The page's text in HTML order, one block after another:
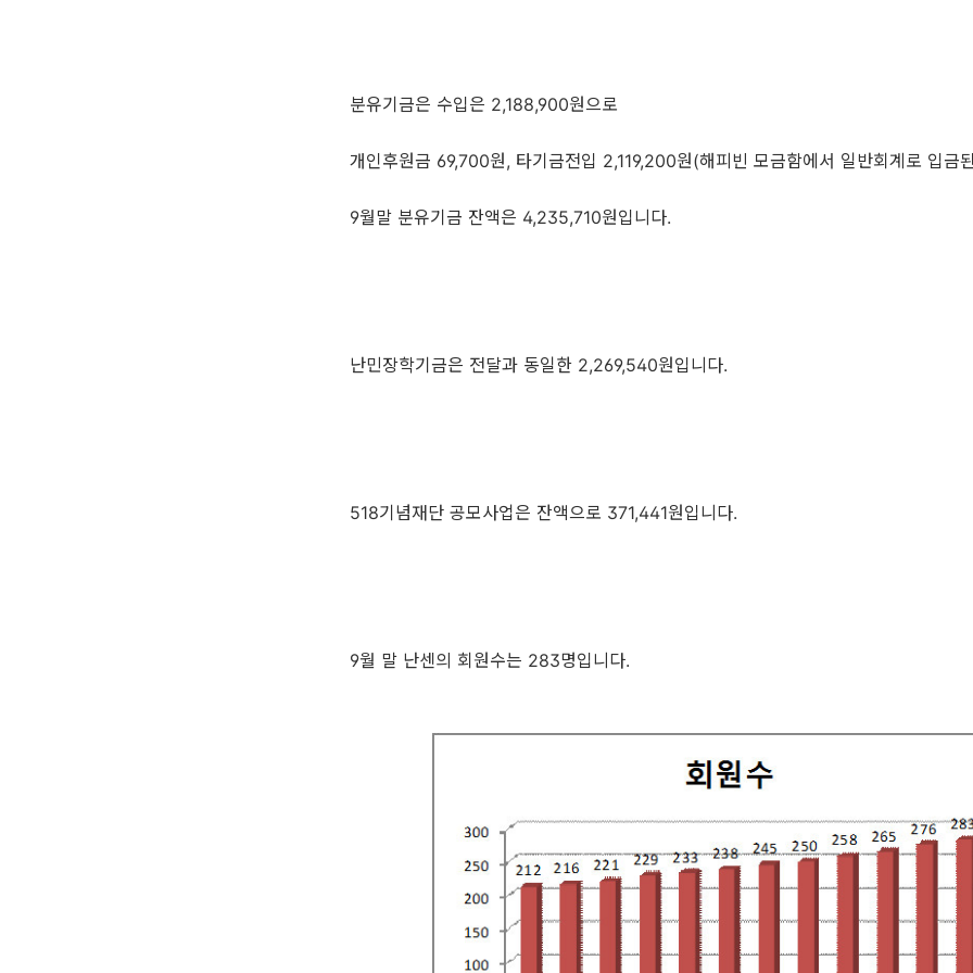
분유기금은 수입은 2,188,900원으로
개인후원금 69,700원, 타기금전입 2,119,200원(해피빈 모금함에서 일반회계로 입금
9월말 분유기금 잔액은 4,235,710원입니다.
난민장학기금은 전달과 동일한 2,269,540원입니다.
518기념재단 공모사업은 잔액으로 371,441원입니다.
9월 말 난센의 회원수는 283명입니다.